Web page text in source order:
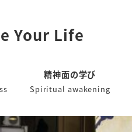
Your Life
精神面の学び
Spiritual awakening